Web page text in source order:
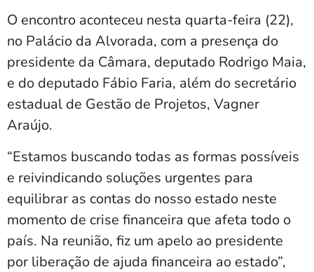
O encontro aconteceu nesta quarta-feira (22),
no Palácio da Alvorada, com a presença do
presidente da Câmara, deputado Rodrigo Maia,
e do deputado Fábio Faria, além do secretário
estadual de Gestão de Projetos, Vagner
Araújo.
“Estamos buscando todas as formas possíveis
e reivindicando soluções urgentes para
equilibrar as contas do nosso estado neste
momento de crise financeira que afeta todo o
país. Na reunião, fiz um apelo ao presidente
por liberação de ajuda financeira ao estado”,